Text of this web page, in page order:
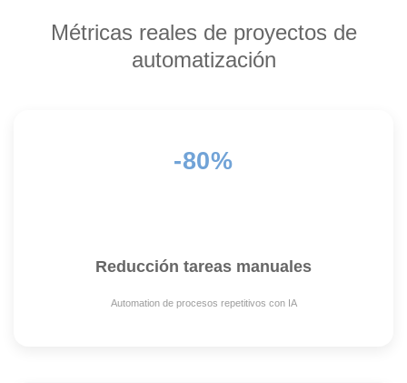
Métricas reales de proyectos de
automatización
-80%
Reducción tareas manuales
Automation de procesos repetitivos con IA